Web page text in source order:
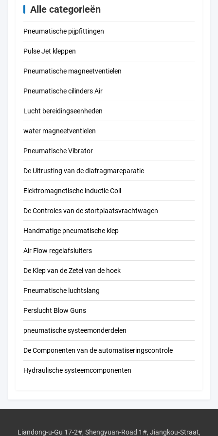
Alle categorieën
Pneumatische pijpfittingen
Pulse Jet kleppen
Pneumatische magneetventielen
Pneumatische cilinders Air
Lucht bereidingseenheden
water magneetventielen
Pneumatische Vibrator
De Uitrusting van de diafragmareparatie
Elektromagnetische inductie Coil
De Controles van de stortplaatsvrachtwagen
Handmatige pneumatische klep
Air Flow regelafsluiters
De Klep van de Zetel van de hoek
Pneumatische luchtslang
Perslucht Blow Guns
pneumatische systeemonderdelen
De Componenten van de automatiseringscontrole
Hydraulische systeemcomponenten
Liandong-u-Gu 17-2#, Shengyuan-Road 1#, Jiangkou-Straat,